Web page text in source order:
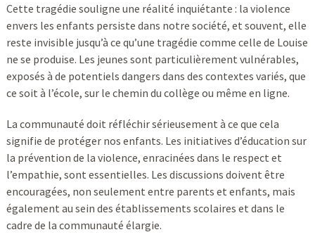
Cette tragédie souligne une réalité inquiétante : la violence
envers les enfants persiste dans notre société, et souvent, elle
reste invisible jusqu’à ce qu’une tragédie comme celle de Louise
ne se produise. Les jeunes sont particulièrement vulnérables,
exposés à de potentiels dangers dans des contextes variés, que
ce soit à l’école, sur le chemin du collège ou même en ligne.
La communauté doit réfléchir sérieusement à ce que cela
signifie de protéger nos enfants. Les initiatives d’éducation sur
la prévention de la violence, enracinées dans le respect et
l’empathie, sont essentielles. Les discussions doivent être
encouragées, non seulement entre parents et enfants, mais
également au sein des établissements scolaires et dans le
cadre de la communauté élargie.